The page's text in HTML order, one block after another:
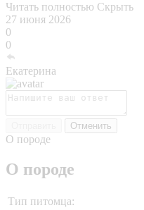
Читать полностью Скрыть
27 июня 2026
0
0
Екатерина
Отменить
О породе
О породе
Тип питомца: